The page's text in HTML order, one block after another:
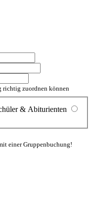
richtig zuordnen können
& Abiturienten
einer Gruppenbuchung!